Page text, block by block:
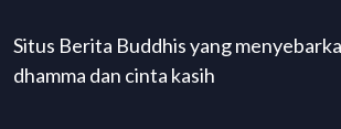
Situs Berita Buddhis yang
dhamma dan cinta kasih